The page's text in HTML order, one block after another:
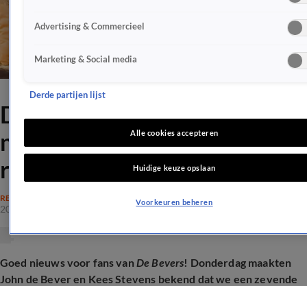
De Bevers maken groot
nieuws bekend over
realityserie
REALITY
20 feb 2026, 08:32
Goed nieuws voor fans van De Bevers! Donderdag maakten
John de Bever en Kees Stevens bekend dat we een zevende
Advertising & Commercieel
Marketing & Social media
Derde partijen lijst
Alle cookies accepteren
Huidige keuze opslaan
Voorkeuren beheren